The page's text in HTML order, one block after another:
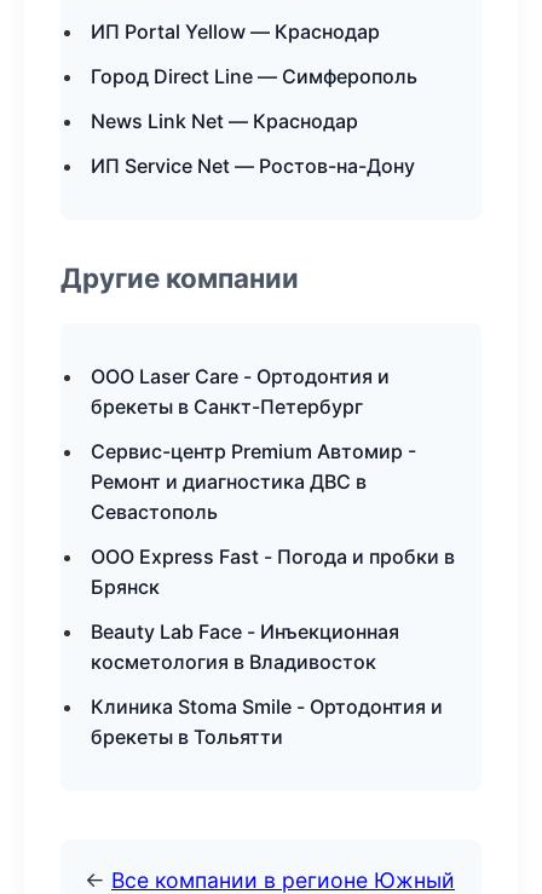
ИП Portal Yellow — Краснодар
Город Direct Line — Симферополь
News Link Net — Краснодар
ИП Service Net — Ростов-на-Дону
Другие компании
ООО Laser Care - Ортодонтия и
брекеты в Санкт-Петербург
Сервис-центр Premium Автомир -
Ремонт и диагностика ДВС в
Севастополь
ООО Express Fast - Погода и пробки в
Брянск
Beauty Lab Face - Инъекционная
косметология в Владивосток
Клиника Stoma Smile - Ортодонтия и
брекеты в Тольятти
← Все компании в регионе Южный